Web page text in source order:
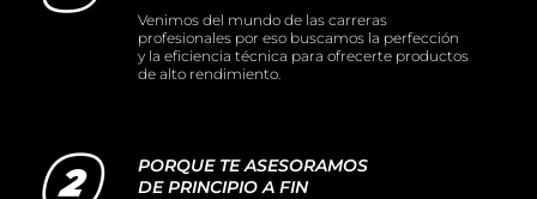
Venimos del mundo de las carreras
profesionales por eso buscamos la perfección
y la eficiencia técnica para ofrecerte productos
de alto rendimiento.
PORQUE TE ASESORAMOS
DE PRINCIPIO A FIN